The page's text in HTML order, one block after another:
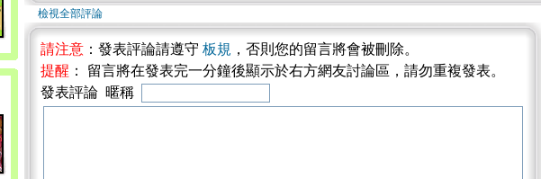
檢視全部評論
請注意 ：發表評論請遵守 板規 ，否則您的留言將會被刪除。
提醒 ： 留言將在發表完一分鐘後顯示於右方網友討論區，請勿重複發表。
發表評論 暱稱